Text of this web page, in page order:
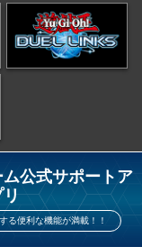
公式サポートア
リ
る便利な機能が満載！！